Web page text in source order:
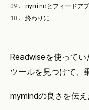
09.
mymindとフィードア
10 . 終わりに
Readwiseを使って
ツールを見つけて、
mymindの良さを伝え